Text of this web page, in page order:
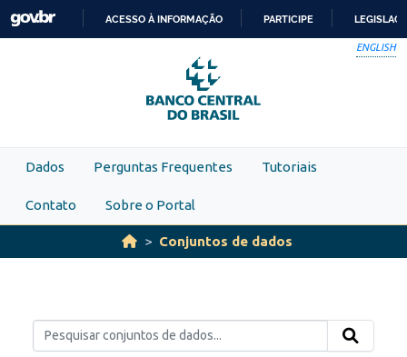
Skip to main content
PARA
O
CONTEÚDO
ACESSO À INFORMAÇÃO PARTICIPE
ENGLISH
Dados Perguntas Frequentes Tutoriais
Contato Sobre o Portal
Conjuntos de dados